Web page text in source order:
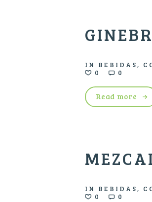
IN BEBIDAS,
0
0
Read more
IN BEBIDAS,
0
0